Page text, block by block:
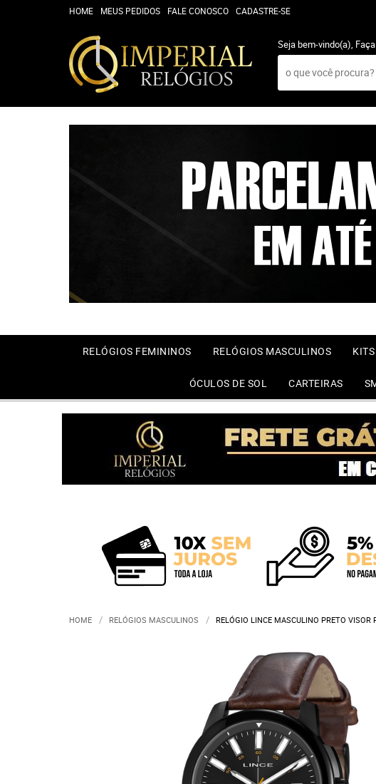
HOME MEUS PEDIDOS FALE CONOSCO CADASTRE-SE
Seja bem-vindo(a),
RELÓGIOS FEMININOS RELÓGIOS MASCULINOS
ÓCULOS DE SOL CARTEIRAS
HOME RELÓGIOS MASCULINOS RELÓGIO LINCE MASCULINO PRETO VISOR